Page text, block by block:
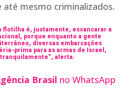
até mesmo criminalizados.
flotilha é, justamente, escancarar a
porque enquanto a gente
diversas embarcações
prima para as armas de Israel,
alerta.
Brasil no WhatsApp